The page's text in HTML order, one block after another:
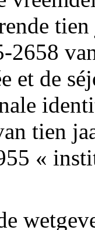
2658
et de
tien
«